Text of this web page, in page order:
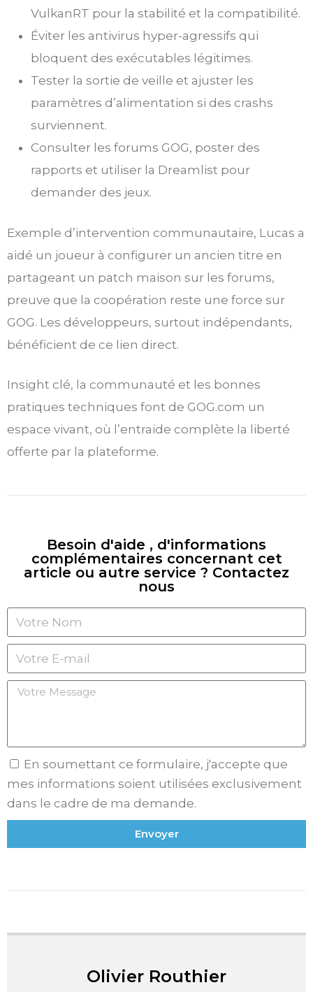
VulkanRT pour la stabilité et la compatibilité.
Éviter les antivirus hyper-agressifs qui
bloquent des exécutables légitimes.
Tester la sortie de veille et ajuster les
paramètres d’alimentation si des crashs
surviennent.
Consulter les forums GOG, poster des
rapports et utiliser la Dreamlist pour
demander des jeux.
Exemple d’intervention communautaire, Lucas a
aidé un joueur à configurer un ancien titre en
partageant un patch maison sur les forums,
preuve que la coopération reste une force sur
GOG. Les développeurs, surtout indépendants,
bénéficient de ce lien direct.
Insight clé, la communauté et les bonnes
pratiques techniques font de GOG.com un
espace vivant, où l’entraide complète la liberté
offerte par la plateforme.
Besoin d'aide , d'informations
complémentaires concernant cet
article ou autre service ? Contactez
nous
En soumettant ce formulaire, j'accepte que
mes informations soient utilisées exclusivement
dans le cadre de ma demande.
Envoyer
Olivier Routhier